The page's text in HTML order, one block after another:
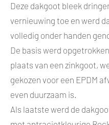
Deze dakgoot bleek
vernieuwing toe en werd
volledig onder handen
De basis werd
plaats van een zinkgoot,
gekozen voor een EPDM
even duurzaam is.
Als laatste werd de